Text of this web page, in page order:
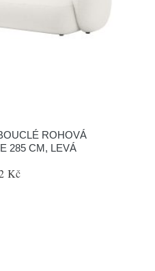
ROHOVÁ
285 CM, LEVÁ
Kč